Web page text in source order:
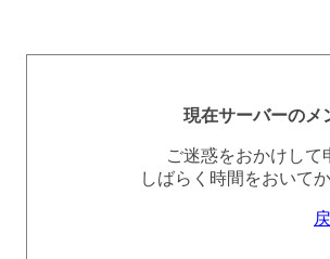
現在サーバーのメ
ご迷惑をおかけして
しばらく時間をおいて